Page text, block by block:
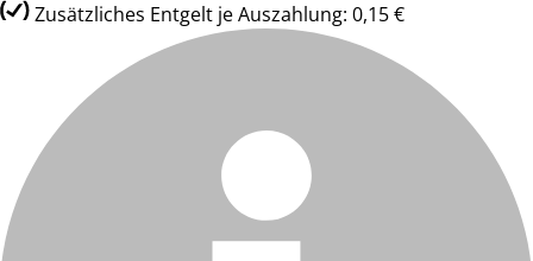
Zusätzliches Entgelt je Auszahlung: 0,15 €